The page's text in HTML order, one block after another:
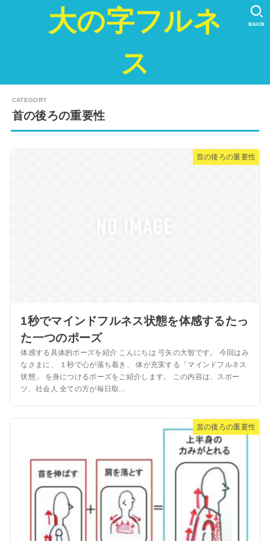
大の字フルネ
ス
SEARCH
首の後ろの重要性
首の後ろの重要性
1秒でマインドフルネス状態を体感するたっ
た一つのポーズ
体感する具体的ポーズを紹介 こんにちは 弓矢の大智です。 今回はみ
なさまに、 １秒で心が落ち着き、 体が充実する「マインドフルネス
状態」 を身につけるポーズをご紹介します。 この内容は、スポー
ツ、社会人 全ての方が毎日取...
首の後ろの重要性